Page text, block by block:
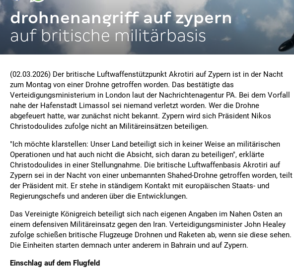
drohnenangriff auf zypern
auf britische militärbasis
(02.03.2026) Der britische Luftwaffenstützpunkt Akrotiri auf Zypern ist in der Nacht
zum Montag von einer Drohne getroffen worden. Das bestätigte das
Verteidigungsministerium in London laut der Nachrichtenagentur PA. Bei dem Vorfall
nahe der Hafenstadt Limassol sei niemand verletzt worden. Wer die Drohne
abgefeuert hatte, war zunächst nicht bekannt. Zypern wird sich Präsident Nikos
Christodoulides zufolge nicht an Militäreinsätzen beteiligen.
"Ich möchte klarstellen: Unser Land beteiligt sich in keiner Weise an militärischen
Operationen und hat auch nicht die Absicht, sich daran zu beteiligen", erklärte
Christodoulides in einer Stellungnahme. Die britische Luftwaffenbasis Akrotiri auf
Zypern sei in der Nacht von einer unbemannten Shahed-Drohne getroffen worden, teilt
der Präsident mit. Er stehe in ständigem Kontakt mit europäischen Staats- und
Regierungschefs und anderen über die Entwicklungen.
Das Vereinigte Königreich beteiligt sich nach eigenen Angaben im Nahen Osten an
einem defensiven Militäreinsatz gegen den Iran. Verteidigungsminister John Healey
zufolge schießen britische Flugzeuge Drohnen und Raketen ab, wenn sie diese sehen.
Die Einheiten starten demnach unter anderem in Bahrain und auf Zypern.
Einschlag auf dem Flugfeld